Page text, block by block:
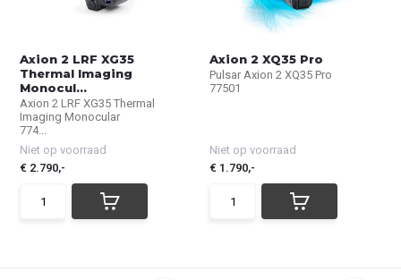
Axion 2 LRF XG35
Thermal Imaging
Monocul...
Axion 2 LRF XG35 Thermal
Imaging Monocular
774...
Niet op voorraad
€ 2.790,-
Axion 2 XQ35 Pro
Pulsar Axion 2 XQ35 Pro
77501
Niet op voorraad
€ 1.790,-